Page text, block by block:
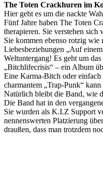
The Toten Crackhuren im
Hier geht es um die nackte
Fünf Jahre haben The Toten
therapieren. Sie verstehen
Sie kommen ebenso rotzig
Liebesbeziehungen „Auf
Weltuntergang! Es geht um
„Bitchlifecrisis“ – ein Album
Eine Karma-Bitch oder
charmantem „Trap-Punk“
Natürlich bleibt die Band, wie
Die Band hat in den
Sie wurden als K.I.Z Support
nennenswerten Platzierung
draußen, dass man trotzdem